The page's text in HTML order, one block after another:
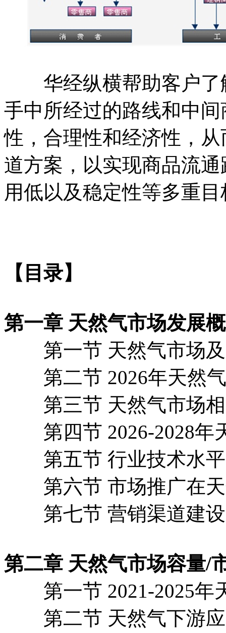
华经纵横帮助客户了
手中所经过的路线和中
性，合理性和经济性，
道方案，以实现商品流
用低以及稳定性等多重目
【目录】
第一章 天然气市场发展
第一节 天然气市场及
第二节 2026年天然气
第三节 天然气市场相
第四节 2026-2028年
第五节 行业技术水平
第六节 市场推广在天
第七节 营销渠道建设
第二章 天然气市场容量/
第一节 2021-2025年
第二节 天然气下游应